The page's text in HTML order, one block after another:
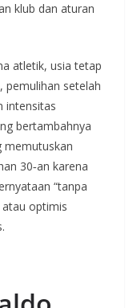
klub dan aturan
atletik, usia tetap
pemulihan setelah
intensitas
bertambahnya
memutuskan
30‑an karena
“tanpa
atau optimis